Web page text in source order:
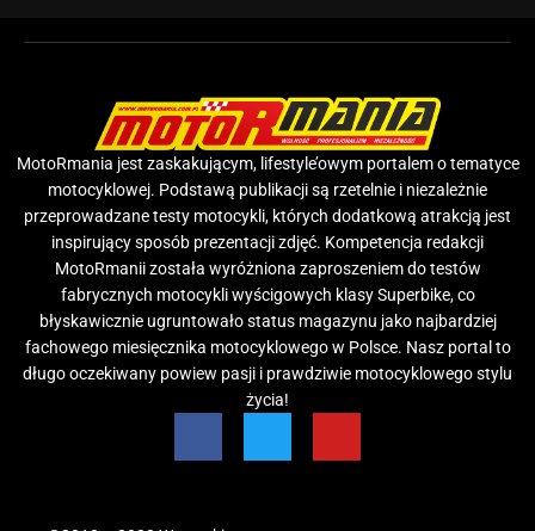
MotoRmania jest zaskakującym, lifestyle’owym portalem o tematyce
motocyklowej. Podstawą publikacji są rzetelnie i niezależnie
przeprowadzane testy motocykli, których dodatkową atrakcją jest
inspirujący sposób prezentacji zdjęć. Kompetencja redakcji
MotoRmanii została wyróżniona zaproszeniem do testów
fabrycznych motocykli wyścigowych klasy Superbike, co
błyskawicznie ugruntowało status magazynu jako najbardziej
fachowego miesięcznika motocyklowego w Polsce. Nasz portal to
długo oczekiwany powiew pasji i prawdziwie motocyklowego stylu
życia!